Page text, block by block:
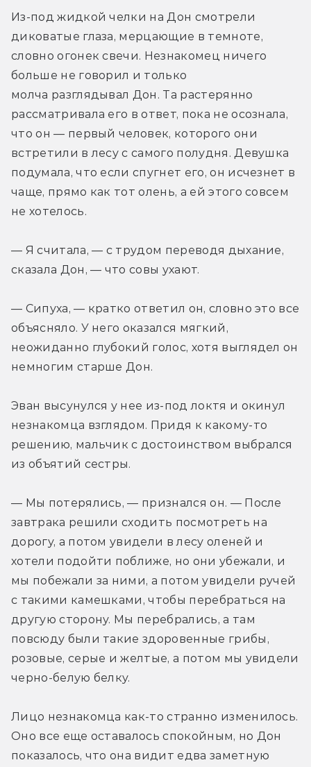
Из-под жидкой челки на Дон смотрели
диковатые глаза, мерцающие в темноте,
словно огонек свечи. Незнакомец ничего
больше не говорил и только
молча разглядывал Дон. Та растерянно
рассматривала его в ответ, пока не осознала,
что он — первый человек, которого они
встретили в лесу с самого полудня. Девушка
подумала, что если спугнет его, он исчезнет в
чаще, прямо как тот олень, а ей этого совсем
не хотелось.
— Я считала, — с трудом переводя дыхание,
сказала Дон, — что совы ухают.
— Сипуха, — кратко ответил он, словно это все
объясняло. У него оказался мягкий,
неожиданно глубокий голос, хотя выглядел он
немногим старше Дон.
Эван высунулся у нее из-под локтя и окинул
незнакомца взглядом. Придя к какому-то
решению, мальчик с достоинством выбрался
из объятий сестры.
— Мы потерялись, — признался он. — После
завтрака решили сходить посмотреть на
дорогу, а потом увидели в лесу оленей и
хотели подойти поближе, но они убежали, и
мы побежали за ними, а потом увидели ручей
с такими камешками, чтобы перебраться на
другую сторону. Мы перебрались, а там
повсюду были такие здоровенные грибы,
розовые, серые и желтые, а потом мы увидели
черно-белую белку.
Лицо незнакомца как-то странно изменилось.
Оно все еще оставалось спокойным, но Дон
показалось, что она видит едва заметную